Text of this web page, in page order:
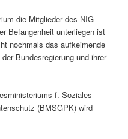
die Mitglieder des NIG
Befangenheit unterliegen ist
nochmals das aufkeimende
Bundesregierung und ihrer
f. Soziales
(BMSGPK) wird